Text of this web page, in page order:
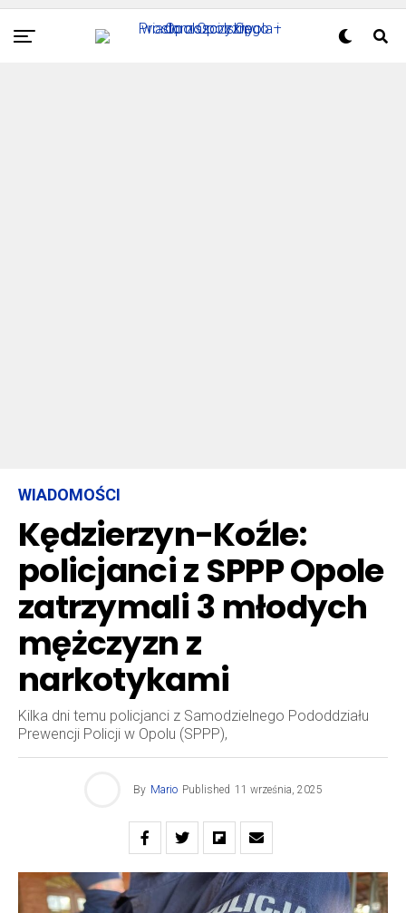
WIADOMOŚCI
Kędzierzyn-Koźle:
policjanci z SPPP Opole
zatrzymali 3 młodych
mężczyzn z
narkotykami
Kilka dni temu policjanci z Samodzielnego Pododdziału
Prewencji Policji w Opolu (SPPP),
By Mario Published 11 września, 2025